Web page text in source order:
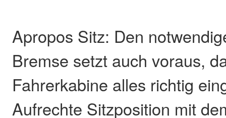
Apropos Sitz: Den
Bremse setzt auch voraus,
Fahrerkabine alles richtig
Aufrechte Sitzposition mit